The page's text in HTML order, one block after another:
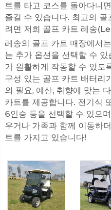
트를 타고 코스를 돌아다니
즐길 수 있습니다. 최고의
려면 저희 골프 카트 레송
레송의 골프 카트 매장에서
는 추가 옵션을 선택할 수
가 원활하게 작동할 수 있도
구성 있는 골프 카트 배터리
의 필요, 예산, 취향에 맞는
카트를 제공합니다. 전기식
6인승 등을 선택할 수 있으
우거나 가족과 함께 이동하
트를 가지고 있습니다!